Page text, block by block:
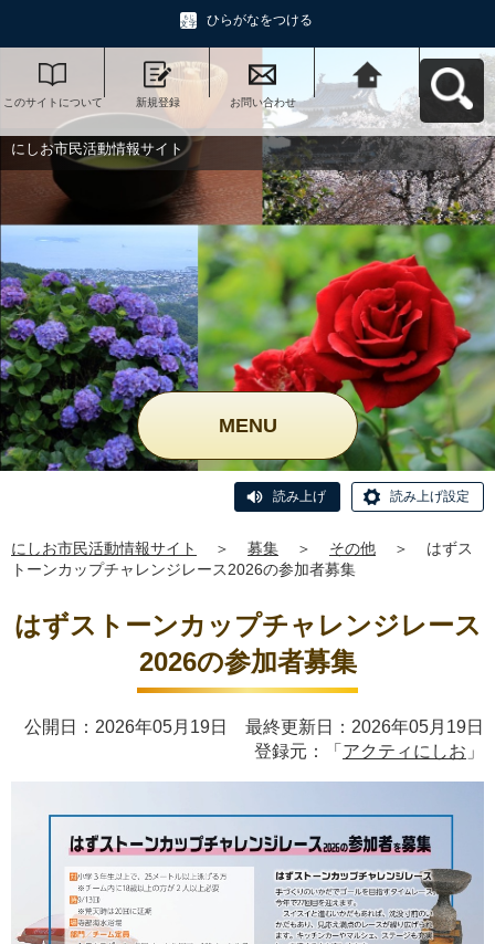
ひらがなをつける
このサイトについて 新規登録 お問い合わせ
にしお市民活動情報
サイトへ戻る
にしお市民活動情報サイト
MENU
読み上げ 読み上げ設定
にしお市民活動情報サイト ＞ 募集 ＞ その他 ＞
はずス
トーンカップチャレンジレース2026の参加者募集
はずストーンカップチャレンジレース
2026の参加者募集
公開日：2026年05月19日 最終更新日：2026年05月19日
登録元：「 アクティにしお 」